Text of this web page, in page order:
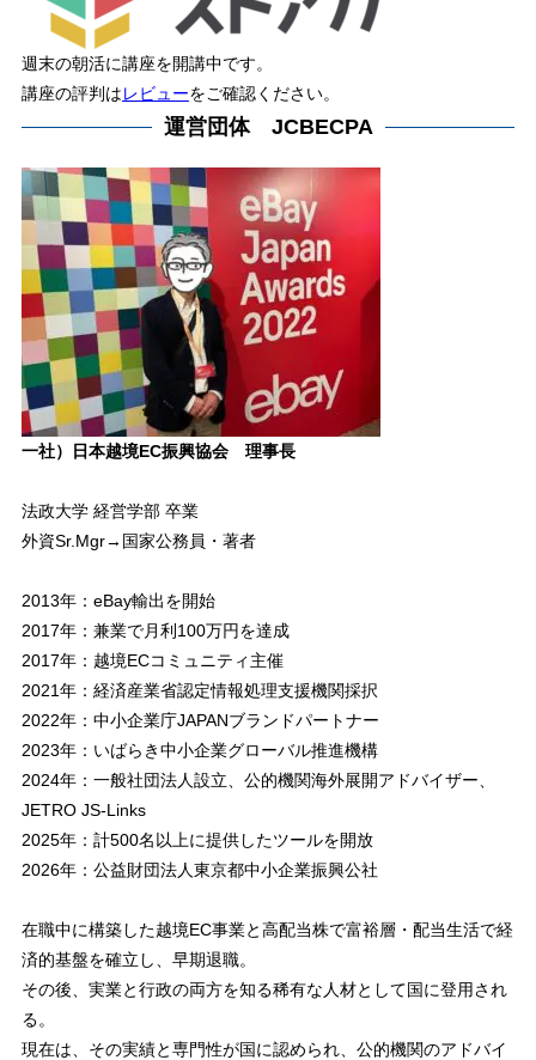
週末の朝活に講座を開講中です。
講座の評判はレビューをご確認ください。
運営団体 JCBECPA
一社）日本越境EC振興協会 理事長
法政大学 経営学部 卒業
外資Sr.Mgr→国家公務員・著者
2013年：eBay輸出を開始
2017年：兼業で月利100万円を達成
2017年：越境ECコミュニティ主催
2021年：経済産業省認定情報処理支援機関採択
2022年：中小企業庁JAPANブランドパートナー
2023年：いばらき中小企業グローバル推進機構
2024年：一般社団法人設立、公的機関海外展開アドバイザー、
JETRO JS-Links
2025年：計500名以上に提供したツールを開放
2026年：公益財団法人東京都中小企業振興公社
在職中に構築した越境EC事業と高配当株で富裕層・配当生活で経
済的基盤を確立し、早期退職。
その後、実業と行政の両方を知る稀有な人材として国に登用され
る。
現在は、その実績と専門性が国に認められ、公的機関のアドバイ